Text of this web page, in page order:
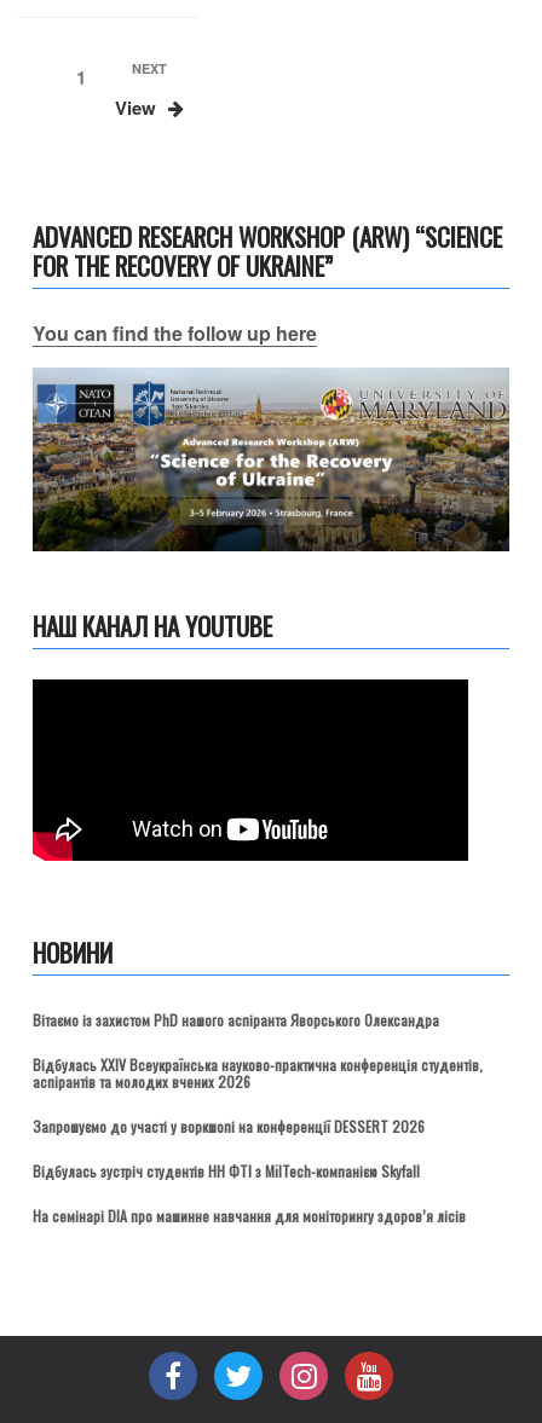
Навігація
Page1 Next
Post
NEXT
View
ADVANCED RESEARCH WORKSHOP (ARW) “SCIENCE
FOR THE RECOVERY OF UKRAINE”
You can find the follow up here
НАШ КАНАЛ НА YOUTUBE
НОВИНИ
Вітаємо із захистом PhD нашого аспіранта Яворського Олександра
Відбулась ХХІV Всеукраїнська науково-практична конференція студентів,
аспірантів та молодих вчених 2026
Запрошуємо до участі у воркшопі на конференції DESSERT 2026
Відбулась зустріч студентів НН ФТІ з MilTech-компанією Skyfall
На семінарі DIA про машинне навчання для моніторингу здоров’я лісів